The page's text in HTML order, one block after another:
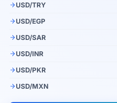
USD/TRY
USD/EGP
USD/SAR
USD/INR
USD/PKR
USD/MXN